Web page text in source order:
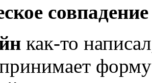
совпадение
как-то
форму